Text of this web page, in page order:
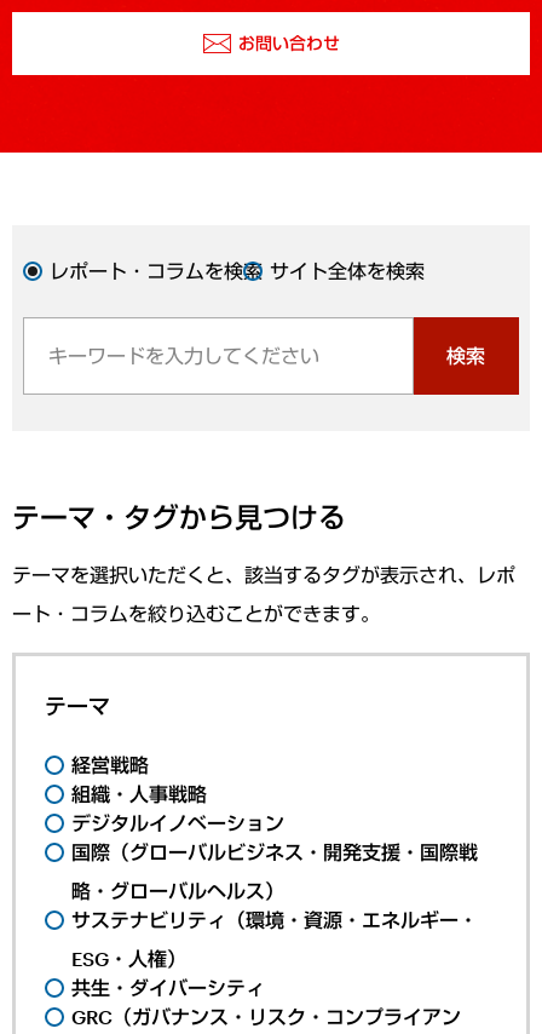
お問い合わせ
レポート・コラムを検索 サイト全体を検索
検索
テーマ・タグから見つける
テーマを選択いただくと、該当するタグが表示され、レポ
ート・コラムを絞り込むことができます。
テーマ
経営戦略
組織・人事戦略
デジタルイノベーション
国際（グローバルビジネス・開発支援・国際戦
略・グローバルヘルス）
サステナビリティ（環境・資源・エネルギー・
ESG・人権）
共生・ダイバーシティ
GRC（ガバナンス・リスク・コンプライアン